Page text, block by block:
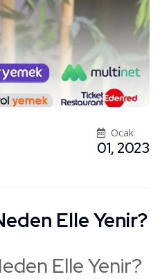
Ocak
01, 2023
Elle Yenir?
Elle Yenir?